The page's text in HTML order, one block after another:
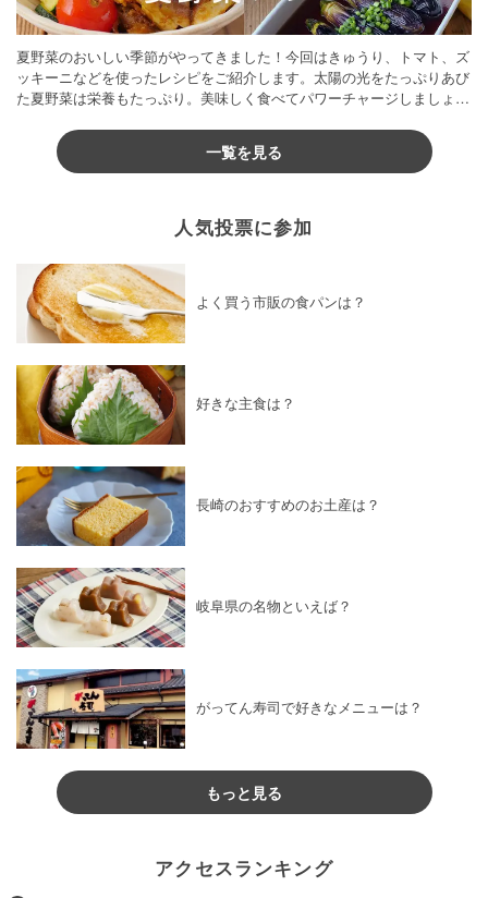
夏野菜のおいしい季節がやってきました！今回はきゅうり、トマト、ズ
ッキーニなどを使ったレシピをご紹介します。太陽の光をたっぷりあび
た夏野菜は栄養もたっぷり。美味しく食べてパワーチャージしましょう
一覧を見る
人気投票に参加
よく買う市販の食パンは？
好きな主食は？
長崎のおすすめのお土産は？
岐阜県の名物といえば？
がってん寿司で好きなメニューは？
もっと見る
アクセスランキング